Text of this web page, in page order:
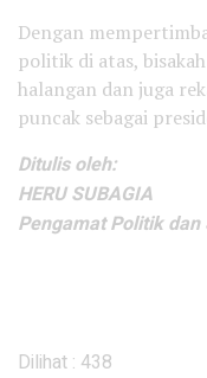
Dengan
politik di atas,
halangan dan juga
puncak sebagai
Ditulis oleh:
HERU SUBAGIA
Pengamat Politik
Dilihat : 438